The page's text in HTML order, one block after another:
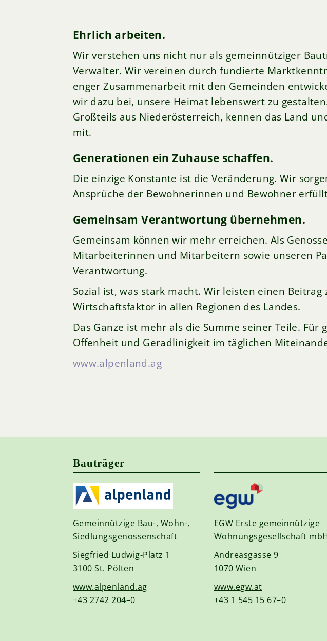
Ehrlich arbeiten.
Wir verstehen uns nicht nur als gemeinnütziger
Verwalter. Wir vereinen durch fundierte
enger Zusammenarbeit mit den Gemeinden
wir dazu bei, unsere Heimat lebenswert zu
Großteils aus Niederösterreich, kennen das Land
mit.
Generationen ein Zuhause schaffen.
Die einzige Konstante ist die Veränderung. Wir
Ansprüche der Bewohnerinnen und Bewohner
Gemeinsam Verantwortung übernehmen.
Gemeinsam können wir mehr erreichen. Als
Mitarbeiterinnen und Mitarbeitern sowie unseren
Verantwortung.
Sozial ist, was stark macht. Wir leisten einen
Wirtschaftsfaktor in allen Regionen des Landes.
Das Ganze ist mehr als die Summe seiner Teile.
Offenheit und Geradlinigkeit im täglichen
www.alpenland.ag
Bauträger
Gemeinnützige Bau-, Wohn-,
Siedlungsgenossenschaft
Siegfried Ludwig-Platz 1
3100 St. Pölten
www.alpenland.ag
+43 2742 204–0
EGW Erste gemeinnützige
Wohnungsgesellschaft
Andreasgasse 9
1070 Wien
www.egw.at
+43 1 545 15 67–0